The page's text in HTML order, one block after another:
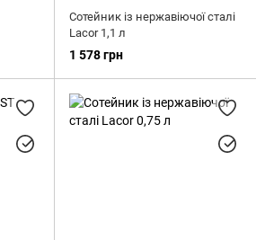
Сотейник із нержавіючої сталі
Lacor 1,1 л
1 578 грн